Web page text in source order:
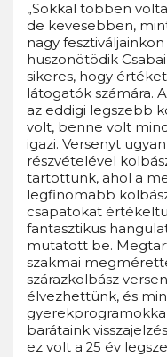
„Sokkal többen
de kevesebben,
nagy
huszonötödik
sikeres, hogy
látogatók számára.
az eddigi legszebb
volt, benne volt
igazi. Versenyt
részvételével
tartottunk, ahol a
legfinomabb
csapatokat
fantasztikus
mutatott be.
szakmai
szárazkolbász
élvezhettünk, és
barátaink
ez volt a 25 év